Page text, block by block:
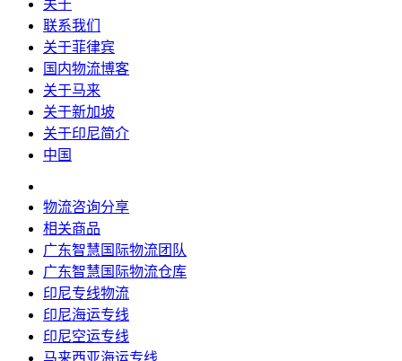
关于
联系我们
关于菲律宾
国内物流博客
关于马来
关于新加坡
关于印尼简介
中国
物流咨询分享
相关商品
广东智慧国际物流团队
广东智慧国际物流仓库
印尼专线物流
印尼海运专线
印尼空运专线